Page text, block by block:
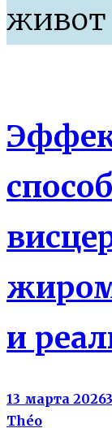
живот
и
13 марта 2026
Théo